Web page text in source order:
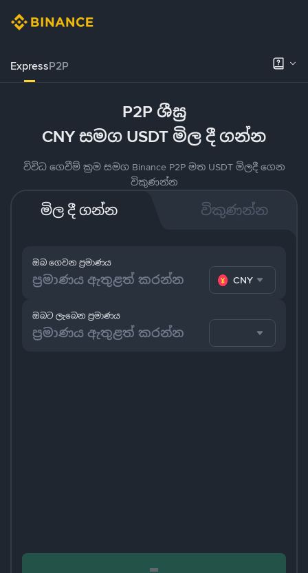
ExpressP2P
P2P ශීඝ්‍ර
CNY සමග USDT මිල දී ගන්න
විවිධ ගෙවීම් ක්‍රම සමග Binance P2P මත USDT මිලදී ගෙන
විකුණන්න
මිල දී ගන්න විකුණන්න
ඔබ ගෙවන ප්‍රමාණය
CNY
ඔබට ලැබෙන ප්‍රමාණය